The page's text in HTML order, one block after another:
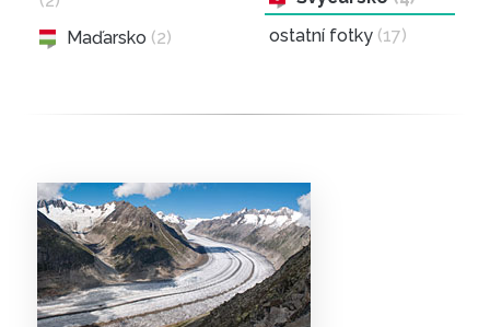
Maďarsko (2)
ostatní fotky (17)